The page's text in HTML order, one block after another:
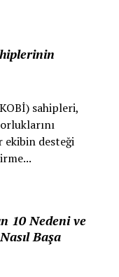
sahipleri,
ekibin desteği
10 Nedeni ve
Başa